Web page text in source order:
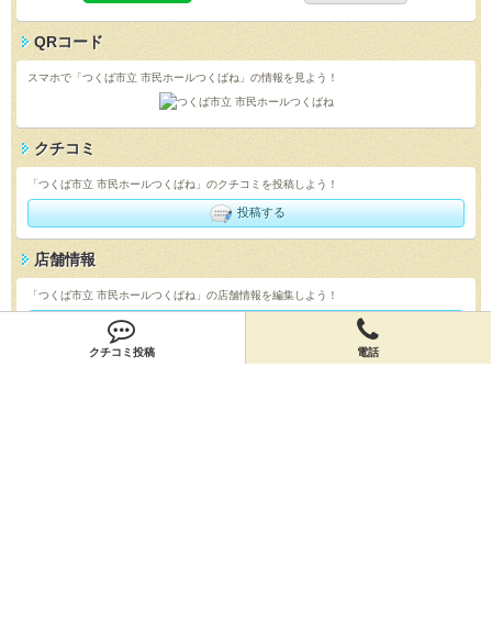
クチコミ投稿 電話
QRコード
スマホで「つくば市立 市民ホールつくばね」の情報を見よう！
クチコミ
「つくば市立 市民ホールつくばね」のクチコミを投稿しよう！
投稿する
店舗情報
「つくば市立 市民ホールつくばね」の店舗情報を編集しよう！